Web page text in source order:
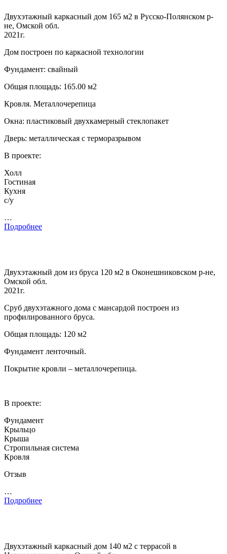
Двухэтажный каркасный дом 165 м2 в Русско-Полянском р-
не, Омской обл.
2021г.
Дом построен по каркасной технологии
Фундамент: свайный
Общая площадь: 165.00 м2
Кровля. Металлочерепица
Окна: пластиковый двухкамерный стеклопакет
Дверь: металлическая с терморазрывом
В проекте:
Холл
Гостиная
Кухня
с/у
…
Подробнее
Двухэтажный дом из бруса 120 м2 в Оконешниковском р-не,
Омской обл.
2021г.
Сруб двухэтажного дома с мансардой построен из
профилированного бруса.
Общая площадь: 120 м2
Фундамент ленточный.
Покрытие кровли – металлочерепица.
В проекте:
Фундамент
Крыльцо
Крыша
Стропильная система
Кровля
Отзыв
…
Подробнее
Двухэтажный каркасный дом 140 м2 с террасой в